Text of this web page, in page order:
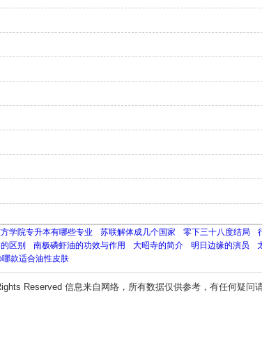
学院专升本有哪些专业 苏联解体成几个国家 零下三十八度结局
区别 南极磷虾油的功效与作用 大昭寺的简介 明日边缘的演员
款适合油性皮肤
Reserved 信息来自网络，所有数据仅供参考，有任何疑问